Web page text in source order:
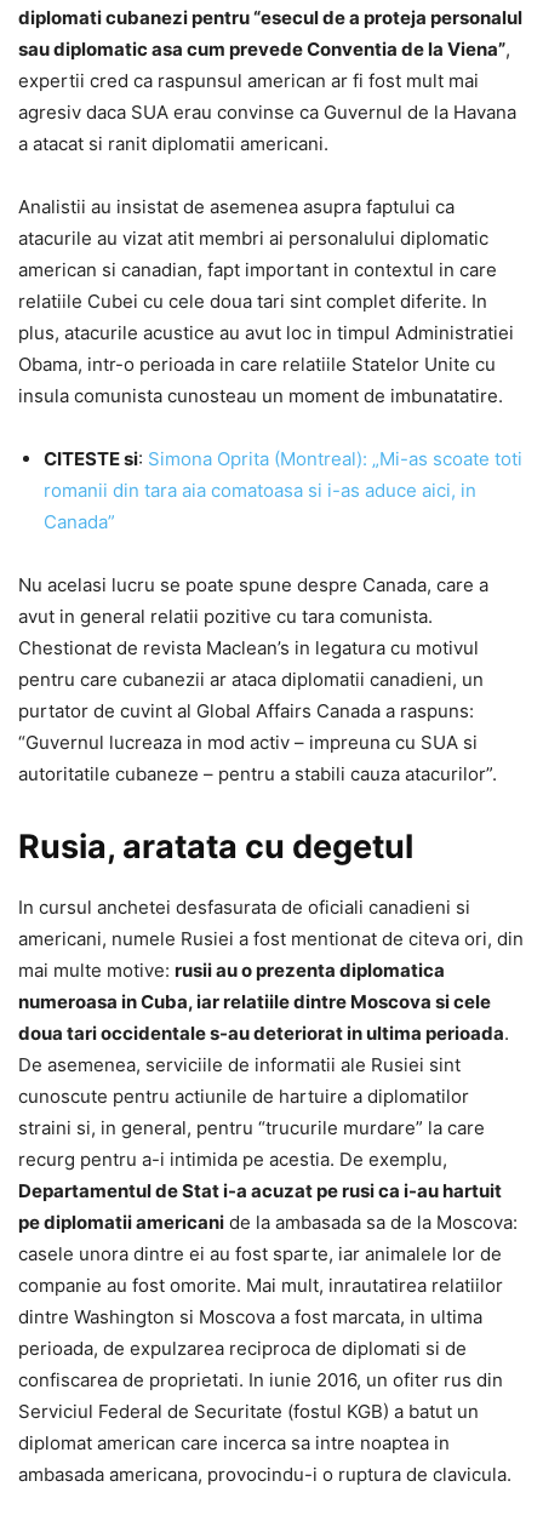
diplomati cubanezi pentru “esecul de a proteja personalul
sau diplomatic asa cum prevede Conventia de la Viena”,
expertii cred ca raspunsul american ar fi fost mult mai
agresiv daca SUA erau convinse ca Guvernul de la Havana
a atacat si ranit diplomatii americani.
Analistii au insistat de asemenea asupra faptului ca
atacurile au vizat atit membri ai personalului diplomatic
american si canadian, fapt important in contextul in care
relatiile Cubei cu cele doua tari sint complet diferite. In
plus, atacurile acustice au avut loc in timpul Administratiei
Obama, intr-o perioada in care relatiile Statelor Unite cu
insula comunista cunosteau un moment de imbunatatire.
CITESTE si: Simona Oprita (Montreal): „Mi-as scoate toti
romanii din tara aia comatoasa si i-as aduce aici, in
Canada”
Nu acelasi lucru se poate spune despre Canada, care a
avut in general relatii pozitive cu tara comunista.
Chestionat de revista Maclean’s in legatura cu motivul
pentru care cubanezii ar ataca diplomatii canadieni, un
purtator de cuvint al Global Affairs Canada a raspuns:
“Guvernul lucreaza in mod activ – impreuna cu SUA si
autoritatile cubaneze – pentru a stabili cauza atacurilor”.
Rusia, aratata cu degetul
In cursul anchetei desfasurata de oficiali canadieni si
americani, numele Rusiei a fost mentionat de citeva ori, din
mai multe motive: rusii au o prezenta diplomatica
numeroasa in Cuba, iar relatiile dintre Moscova si cele
doua tari occidentale s-au deteriorat in ultima perioada.
De asemenea, serviciile de informatii ale Rusiei sint
cunoscute pentru actiunile de hartuire a diplomatilor
straini si, in general, pentru “trucurile murdare” la care
recurg pentru a-i intimida pe acestia. De exemplu,
Departamentul de Stat i-a acuzat pe rusi ca i-au hartuit
pe diplomatii americani de la ambasada sa de la Moscova:
casele unora dintre ei au fost sparte, iar animalele lor de
companie au fost omorite. Mai mult, inrautatirea relatiilor
dintre Washington si Moscova a fost marcata, in ultima
perioada, de expulzarea reciproca de diplomati si de
confiscarea de proprietati. In iunie 2016, un ofiter rus din
Serviciul Federal de Securitate (fostul KGB) a batut un
diplomat american care incerca sa intre noaptea in
ambasada americana, provocindu-i o ruptura de clavicula.